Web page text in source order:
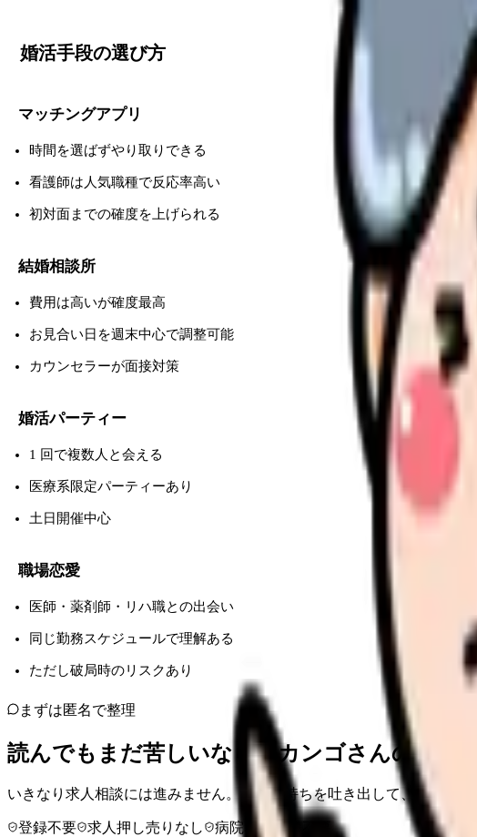
婚活手段の選び方
マッチングアプリ
時間を選ばずやり取りできる
看護師は人気職種で反応率高い
初対面までの確度を上げられる
結婚相談所
費用は高いが確度最高
お見合い日を週末中心で調整可能
カウンセラーが面接対策
婚活パーティー
1 回で複数人と会える
医療系限定パーティーあり
土日開催中心
職場恋愛
医師・薬剤師・リハ職との出会い
同じ勤務スケジュールで理解ある
ただし破局時のリスクあり
まずは匿名で整理
読んでもまだ苦しいなら、カンゴさんの部屋
いきなり求人相談には進みません。今の気持ちを吐き出して、何がつ
登録不要 求人押し売りなし
病院名は入力不要